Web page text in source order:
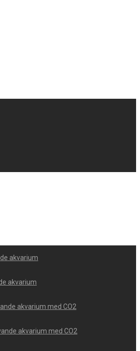
akvarium
akvarium
akvarium med CO2
akvarium med CO2